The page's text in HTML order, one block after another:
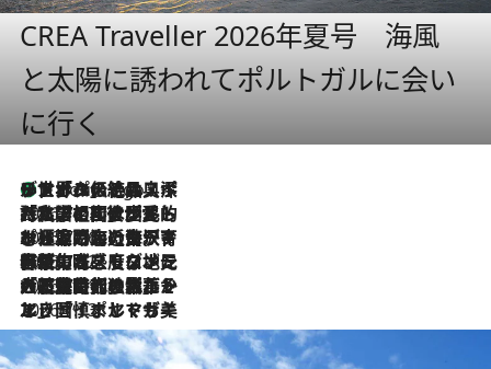
CREA Traveller 2026年夏号 海風
と太陽に誘われてポルトガルに会い
に行く
7 Hours Ago
リスボンの絶品スイーツ「パステル・デ・ナタ」とは？ポルトガル伝統の奥深い世界へ
2026.7.27
「私の祖国はポルトガル語です」国民的詩人フェルナンド・ペソアと、彼が愛した文学の街を歩く
2026.7.26
ポルトガル近海が育む極上の海の幸。キリリと冷えた白ワインと愉しむ、シーフード専門店の贅沢
2026.7.22
伝統の味をモダンに昇華。高感度な地元客が集う、リスボンの最旬ガストロノミー
2026.7.21
大航海時代の栄華から、震災、独裁、そして革命へ。ポルトガル・首都リスボンの石畳に刻まれた「歴史の光と影」
2026.7.13
エッセイ・ヤマザキマリ「慎ましくも美しき国 ポルトガル」